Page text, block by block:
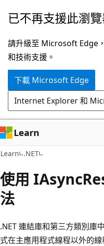
跳
主
要
內
已不再支援此瀏覽
請升級至 Microsoft Edge
和技術支援。
下載 Microsoft Edge
Internet Explorer 和
Learn
Learn .NET
使用
法
.NET 連結庫和第三方類別庫
式在主應用程式線程以外的